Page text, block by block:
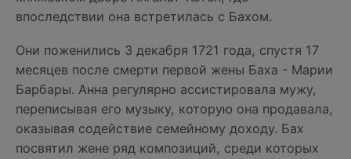
впоследствии она встретилась с Бахом.
Они поженились 3 декабря 1721 года, спустя 17
месяцев после смерти первой жены Баха - Марии
Барбары. Анна регулярно ассистировала мужу,
переписывая его музыку, которую она продавала,
оказывая содействие семейному доходу. Бах
посвятил жене ряд композиций, среди которых